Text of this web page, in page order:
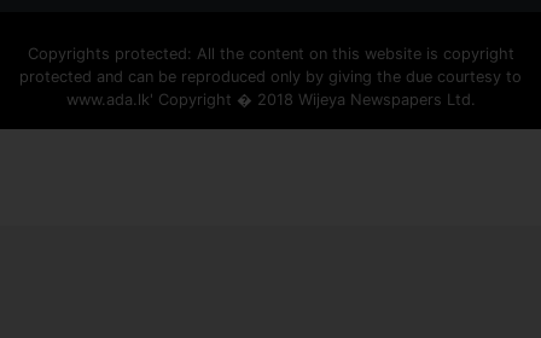
Copyrights protected: All the content on this website is copyright
protected and can be reproduced only by giving the due courtesy to
www.ada.lk' Copyright � 2018 Wijeya Newspapers Ltd.